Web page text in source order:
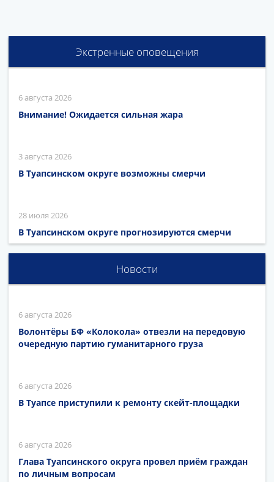
Экстренные оповещения
6 августа 2026
Внимание! Ожидается сильная жара
3 августа 2026
В Туапсинском округе возможны смерчи
28 июля 2026
В Туапсинском округе прогнозируются смерчи
Новости
6 августа 2026
Волонтёры БФ «Колокола» отвезли на передовую
очередную партию гуманитарного груза
6 августа 2026
В Туапсе приступили к ремонту скейт-площадки
6 августа 2026
Глава Туапсинского округа провел приём граждан
по личным вопросам